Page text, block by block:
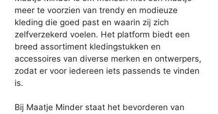
meer te voorzien van trendy en modieuze
kleding die goed past en waarin zij zich
zelfverzekerd voelen. Het platform biedt een
breed assortiment kledingstukken en
accessoires van diverse merken en ontwerpers,
zodat er voor iedereen iets passends te vinden
is.
Bij Maatje Minder staat het bevorderen van